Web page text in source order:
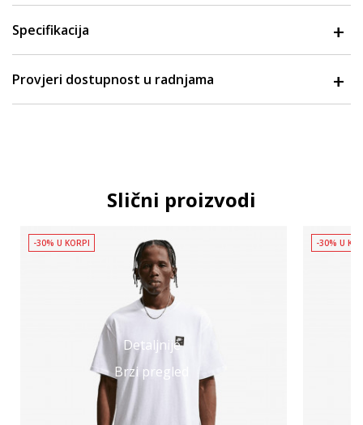
Specifikacija
Provjeri dostupnost u radnjama
Slični proizvodi
Detaljnije
Brzi pregled
-30% U KORPI -30% U